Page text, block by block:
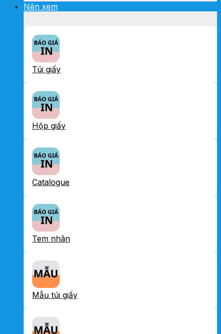
Nên xem
Túi giấy
Hộp giấy
Catalogue
Tem nhãn
Mẫu túi giấy